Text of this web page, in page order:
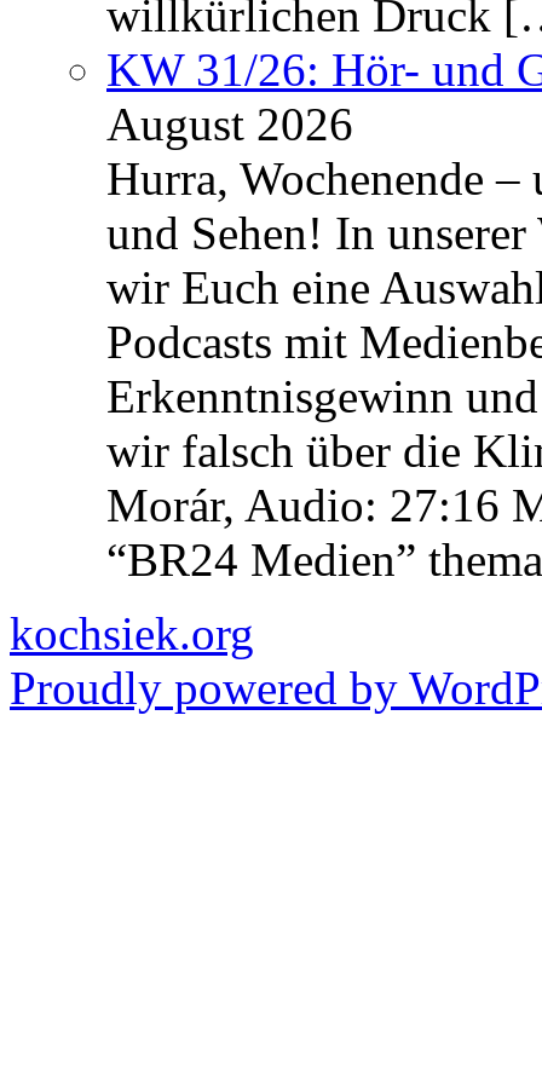
willkürlichen Druck
KW 31/26: Hör- und
August 2026
Hurra, Wochenende
und Sehen! In unserer
wir Euch eine
Podcasts mit
Erkenntnisgewinn
wir falsch über die
Morár, Audio: 27:16
“BR24 Medien”
kochsiek.org
Proudly powered by